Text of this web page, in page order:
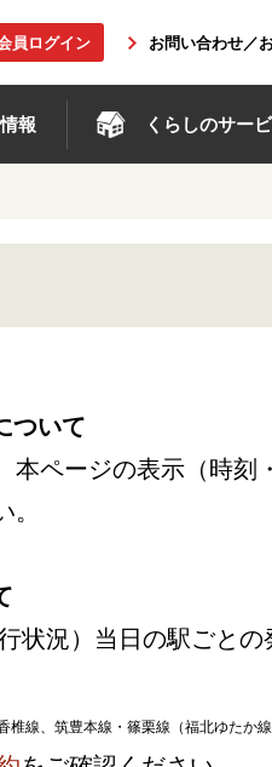
員ログイン お問い合わせ／
報 くらしのサー
ついて
本ページの表示（時
状況）当日の駅ごと
線、筑豊本線・篠栗線（福北ゆたか